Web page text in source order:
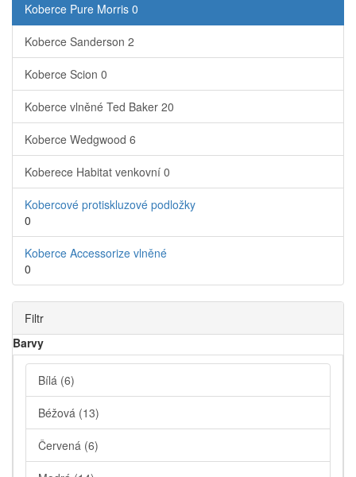
Koberce Pure Morris 0
Koberce Sanderson 2
Koberce Scion 0
Koberce vlněné Ted Baker 20
Koberce Wedgwood 6
Koberece Habitat venkovní 0
Kobercové protiskluzové podložky
0
Koberce Accessorize vlněné
0
Filtr
Barvy
Bílá (6)
Béžová (13)
Červená (6)